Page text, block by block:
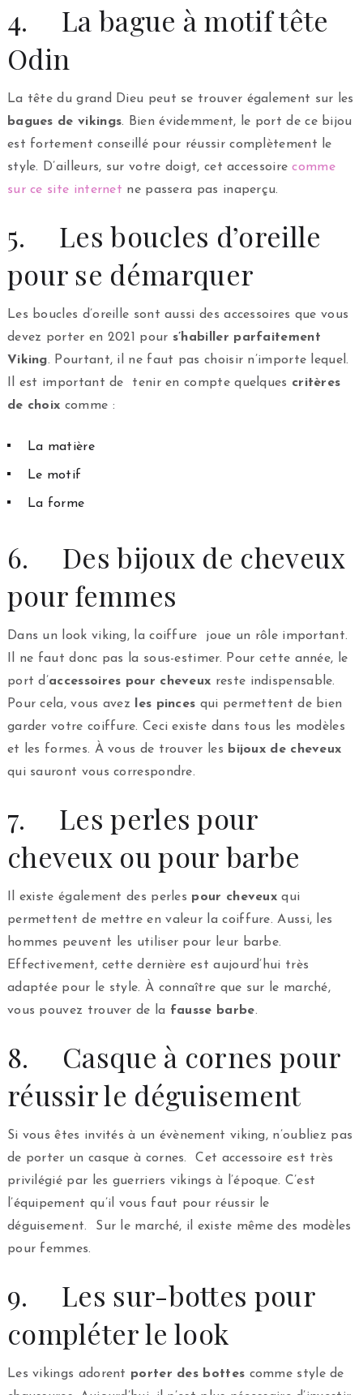
4. La bague à motif tête
Odin
La tête du grand Dieu peut se trouver également sur les
bagues de vikings. Bien évidemment, le port de ce bijou
est fortement conseillé pour réussir complètement le
style. D’ailleurs, sur votre doigt, cet accessoirecomme
sur ce site internet ne passera pas inaperçu.
5. Les boucles d’oreille
pour se démarquer
Les boucles d’oreille sont aussi des accessoires que vous
devez porter en 2021 pour s’habiller parfaitement
Viking. Pourtant, il ne faut pas choisir n’importe lequel.
Il est important de tenir en compte quelques critères
de choix comme :
La matière
Le motif
La forme
6. Des bijoux de cheveux
pour femmes
Dans un look viking, la coiffure joue un rôle important.
Il ne faut donc pas la sous-estimer. Pour cette année, le
port d’accessoires pour cheveux reste indispensable.
Pour cela, vous avez
les pinces qui permettent de bien
garder votre coiffure. Ceci existe dans tous les modèles
et les formes. À vous de trouver les bijoux de cheveux
qui sauront vous correspondre.
7. Les perles pour
cheveux ou pour barbe
Il existe également des perles pour cheveux qui
permettent de mettre en valeur la coiffure. Aussi, les
hommes peuvent les utiliser pour leur barbe.
Effectivement, cette dernière est aujourd’hui très
adaptée pour le style. À connaître que sur le marché,
vous pouvez trouver de la fausse barbe.
8. Casque à cornes pour
réussir le déguisement
Si vous êtes invités à un évènement viking, n’oubliez pas
de porter un casque à cornes. Cet accessoire est très
privilégié par les guerriers vikings à l’époque. C’est
l’équipement qu’il vous faut pour réussir le
déguisement. Sur le marché, il existe même des modèles
pour femmes.
9. Les sur-bottes pour
compléter le look
Les vikings adorent porter des bottes comme style de